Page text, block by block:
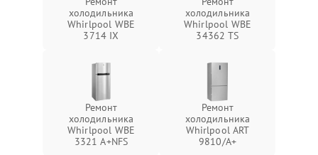
холодильника
Whirlpool WBE
3714 IX
холодильника
Whirlpool WBE
34362 TS
Ремонт
холодильника
Whirlpool WBE
3321 A+NFS
Ремонт
холодильника
Whirlpool ART
9810/A+